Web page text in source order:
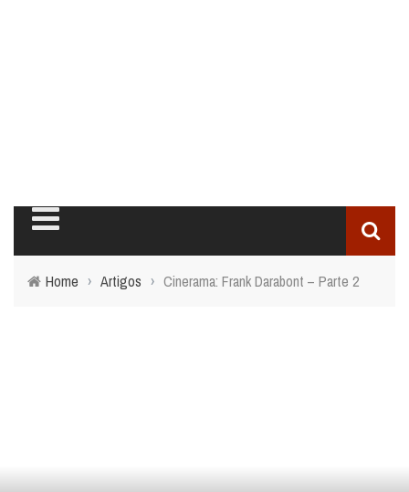
Home › Artigos › Cinerama: Frank Darabont – Parte 2